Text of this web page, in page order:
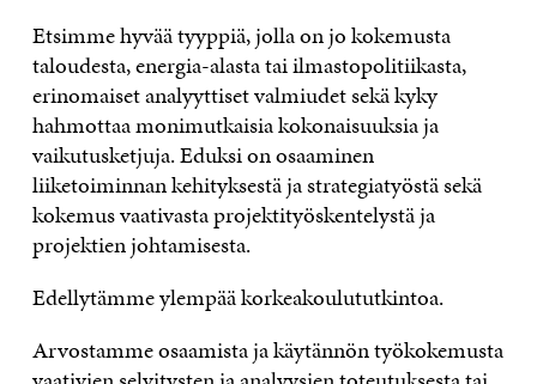
Etsimme hyvää tyyppiä, jolla on jo kokemusta
taloudesta, energia-alasta tai ilmastopolitiikasta,
erinomaiset analyyttiset valmiudet sekä kyky
hahmottaa monimutkaisia kokonaisuuksia ja
vaikutusketjuja. Eduksi on osaaminen
liiketoiminnan kehityksestä ja strategiatyöstä sekä
kokemus vaativasta projektityöskentelystä ja
projektien johtamisesta.
Edellytämme ylempää korkeakoulututkintoa.
Arvostamme osaamista ja käytännön työkokemusta